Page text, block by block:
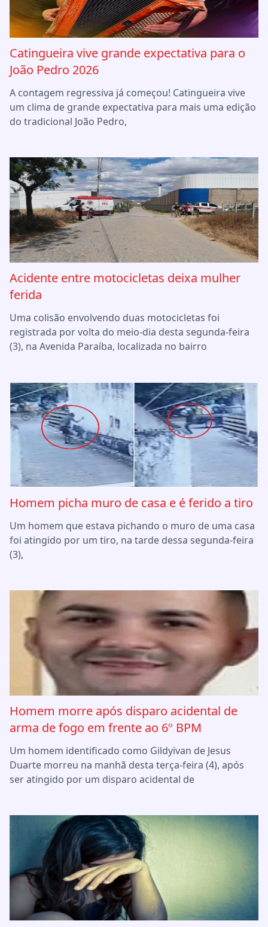
Catingueira vive grande expectativa para o
João Pedro 2026
A contagem regressiva já começou! Catingueira vive
um clima de grande expectativa para mais uma edição
do tradicional João Pedro,
Acidente entre motocicletas deixa mulher
ferida
Uma colisão envolvendo duas motocicletas foi
registrada por volta do meio-dia desta segunda-feira
(3), na Avenida Paraíba, localizada no bairro
Homem picha muro de casa e é ferido a tiro
Um homem que estava pichando o muro de uma casa
foi atingido por um tiro, na tarde dessa segunda-feira
(3),
Homem morre após disparo acidental de
arma de fogo em frente ao 6º BPM
Um homem identificado como Gildyivan de Jesus
Duarte morreu na manhã desta terça-feira (4), após
ser atingido por um disparo acidental de